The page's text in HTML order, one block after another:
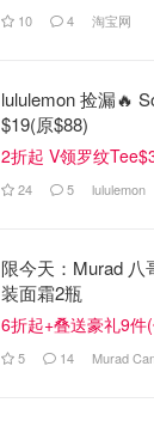
10 4 淘宝网
lululemon 捡漏🔥
$19(原$88)
2折起 V领罗纹
24 5 lululemon
限今天：Murad 八
装面霜2瓶
6折起+叠送豪礼9件
5 14 Murad